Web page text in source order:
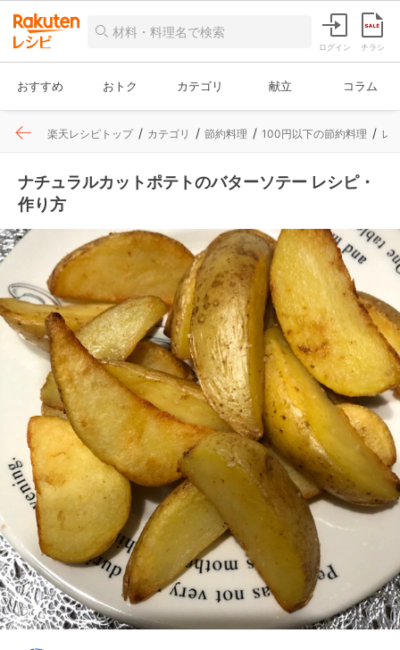
ログイン チラシ
おすすめ おトク カテゴリ 献立 コラム
楽天レシピトップ カテゴリ 節約料理 100円以下の節約料理 レ
ナチュラルカットポテトのバターソテー レシピ・
作り方